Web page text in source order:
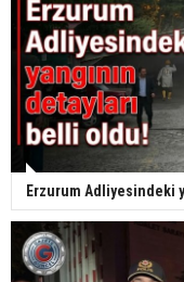
Erzurum Adliyesindeki